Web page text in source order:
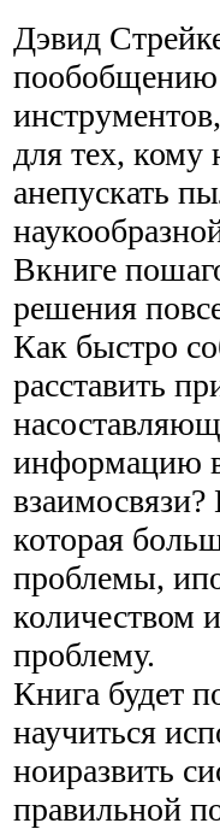
Дэвид
пообобщению
для тех, кому
анепускать
Вкниге
решения
Как быстро
расставить
информацию
которая
проблемы,
количеством
проблему.
Книга будет
научиться
ноиразвить
правильной